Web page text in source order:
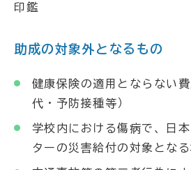
印鑑
助成の対象外となるもの
健康保険の適用とならない
代・予防接種等）
学校内における傷病で、日
ターの災害給付の対象とな